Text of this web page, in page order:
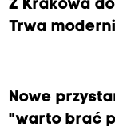
Z Krakowa
Trwa
Nowe
"warto brać